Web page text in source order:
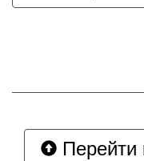
Перейти